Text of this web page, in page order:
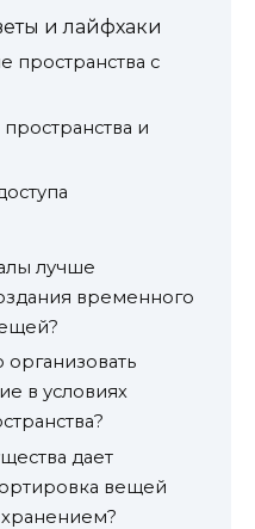
и лайфхаки
пространства с
и
лучше
временного
организовать
в условиях
дает
вещей